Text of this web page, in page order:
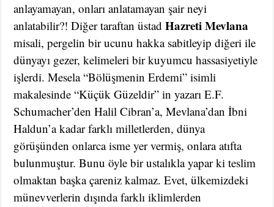
anlayamayan, onları anlatamayan şair neyi
anlatabilir?! Diğer taraftan üstadHazreti Mevlana
misali, pergelin bir ucunu hakka sabitleyip diğeri ile
dünyayı gezer, kelimeleri bir kuyumcu hassasiyetiyle
işlerdi. Mesela “Bölüşmenin Erdemi” isimli
makalesinde “Küçük Güzeldir” in yazarı E.F.
Schumacher’den Halil Cibran’a, Mevlana’dan İbni
Haldun’a kadar farklı milletlerden, dünya
görüşünden onlarca isme yer vermiş, onlara atıfta
bulunmuştur. Bunu öyle bir ustalıkla yapar ki teslim
olmaktan başka çareniz kalmaz. Evet, ülkemizdeki
münevverlerin dışında farklı iklimlerden